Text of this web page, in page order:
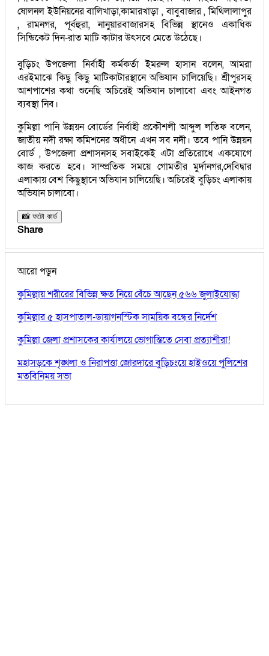
ষোলনল ইউনিয়নের বালিখাড়া,কামারখাড়া , বাবুবাজার , মিথিলালাপুর
, রামনগর, পূর্বহুরা, নানুয়ারবাজারসহ বিভিন্ন স্থানেও একাধিক
সিন্ডিকেট দিন-রাত মাটি কাটার উৎসবে মেতে উঠেছে।
বুড়িচং উপজেলা নির্বাহী কর্মকর্তা ইমরুল হাসান বলেন, আমরা
এরইমাঝে কিছু কিছু মাটিকাটারস্থানে অভিযান চালিয়েছি। শ্রীপুরসহ
আশপাশের কথা শুনেছি অচিরেই অভিযান চালাবো এবং আইনগত
ব্যবস্থা নিব।
কুমিল্লা পানি উন্নয়ন বোর্ডের নির্বাহী প্রকৌশলী আব্দুল লতিফ বলেন,
জাতীয় নদী রক্ষা কমিশনের অধীনে এখন সব নদী। তবে পানি উন্নয়ন
বোর্ড , উপজেলা প্রশাসনসহ সবাইকেই এটা প্রতিরোধে একযোগে
কাজ করতে হবে। সাম্প্রতিক সময়ে গোমতীর মুর্দানগর,দেবিদ্বার
এলাকায় বেশ কিছুস্থানে অভিযান চালিয়েছি। অচিরেই বুড়িচং এলাকায়
অভিযান চালাবো।
📸 ফটো কার্ড
Share
আরো পড়ুন
কুমিল্লায় শরীরের বিভিন্ন ক্ষত নিয়ে বেঁচে আছেন ৫৬৬ জুলাইযোদ্ধা
কুমিল্লার ৫ হাসপাতাল-ডায়াগনস্টিক সাময়িক বন্ধের নির্দেশ
কুমিল্লা জেলা প্রশাসকের কার্যালয়ে ভোগান্তিতে সেবা প্রত্যাশীরা!
মহাসড়কে শৃঙ্খলা ও নিরাপত্তা জোরদারে বুড়িচংয়ে হাইওয়ে পুলিশের
মতবিনিময় সভা